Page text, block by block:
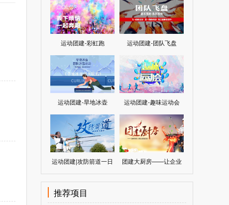
运动团建-彩虹跑 运动团建-团队飞盘
运动团建-旱地冰壶 运动团建-趣味运动会
运动团建|攻防箭道一日
团建大厨房——让企业
推荐项目